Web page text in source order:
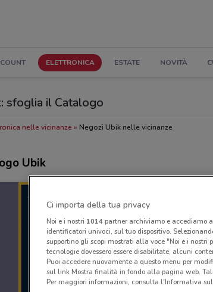
ELETTRONICA ESTATE NOVITÀ
sfoglia il Catalogo
nelle vicinanze Negozi Ubik nelle vicinanze
Ubik
Ci importa della tua privacy
Noi e i nostri 1014partner archiviamo e accediamo
identificatori univoci, sul tuo dispositivo.
supportino gli scopi mostrati alla voce "Noi e i
tecnologie dovessero essere disabilitate, alcuni
Puoi accedere nuovamente a questo menu per
sul link Mostra finalità in fondo alla pagina web.
Per maggiori informazioni, consulta l'Informativa